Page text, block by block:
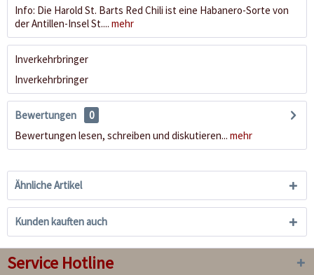
Info: Die Harold St. Barts Red Chili ist eine Habanero-Sorte von
der Antillen-Insel St.... mehr
Inverkehrbringer
Inverkehrbringer
Bewertungen
0
Bewertungen lesen, schreiben und diskutieren... mehr
Ähnliche Artikel
Kunden kauften auch
Service Hotline